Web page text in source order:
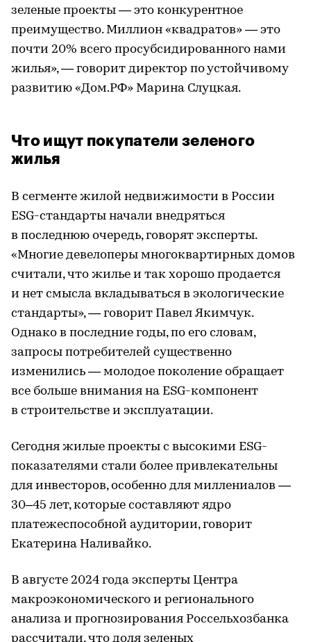
зеленые проекты — это конкурентное
преимущество. Миллион «квадратов» — это
почти 20% всего просубсидированного нами
жилья», — говорит директор по устойчивому
развитию «Дом.РФ» Марина Слуцкая.
Что ищут покупатели зеленого
жилья
В сегменте жилой недвижимости в России
ESG-стандарты начали внедряться
в последнюю очередь, говорят эксперты.
«Многие девелоперы многоквартирных домов
считали, что жилье и так хорошо продается
и нет смысла вкладываться в экологические
стандарты», — говорит Павел Якимчук.
Однако в последние годы, по его словам,
запросы потребителей существенно
изменились — молодое поколение обращает
все больше внимания на ESG-компонент
в строительстве и эксплуатации.
Сегодня жилые проекты с высокими ESG-
показателями стали более привлекательны
для инвесторов, особенно для миллениалов —
30–45 лет, которые составляют ядро
платежеспособной аудитории, говорит
Екатерина Наливайко.
В августе 2024 года эксперты Центра
макроэкономического и регионального
анализа и прогнозирования Россельхозбанка
рассчитали, что доля зеленых